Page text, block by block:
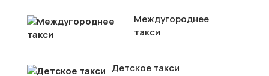
Междугороднее
такси
Детское такси